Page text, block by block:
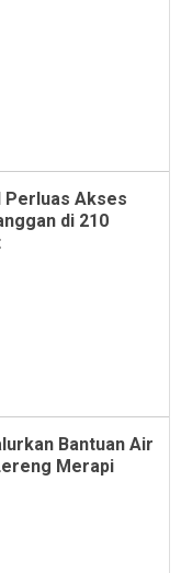
Perluas Akses
di 210
Bantuan Air
Merapi